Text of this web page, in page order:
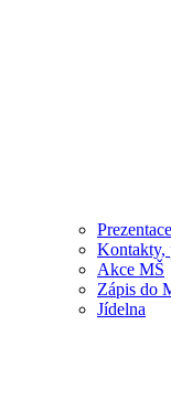
Kontakty,
Akce MŠ
Zápis do
Jídelna